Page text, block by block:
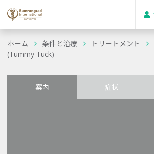
ホーム 条件と治療 トリートメント
(Tummy Tuck)
案内 症状